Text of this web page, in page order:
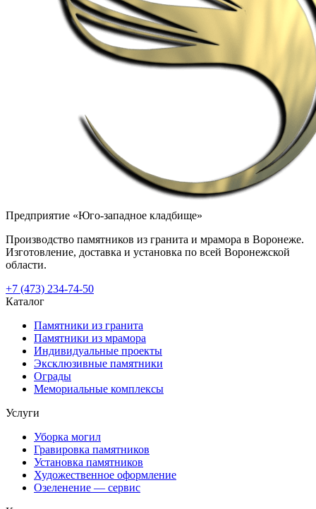
Предприятие «Юго-западное кладбище»
Производство памятников из гранита и мрамора в Воронеже.
Изготовление, доставка и установка по всей Воронежской
области.
+7 (473) 234-74-50
Каталог
Памятники из гранита
Памятники из мрамора
Индивидуальные проекты
Эксклюзивные памятники
Ограды
Мемориальные комплексы
Услуги
Уборка могил
Гравировка памятников
Установка памятников
Художественное оформление
Озеленение — сервис